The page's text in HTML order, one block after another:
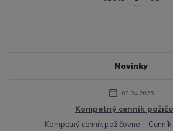
Novinky
03.04.2025
Kompetný cenník
Kompetný cenník požičovne Cenník